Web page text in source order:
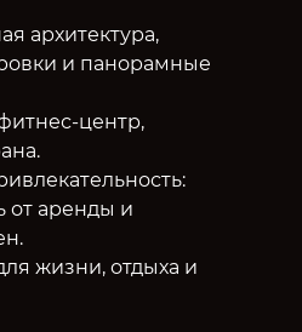
архитектура,
и панорамные
центр,
от аренды и
жизни, отдыха и